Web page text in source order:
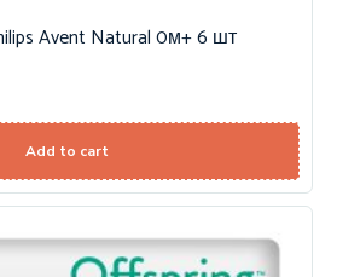
Avent Natural 0м+ 6 шт
Add to cart